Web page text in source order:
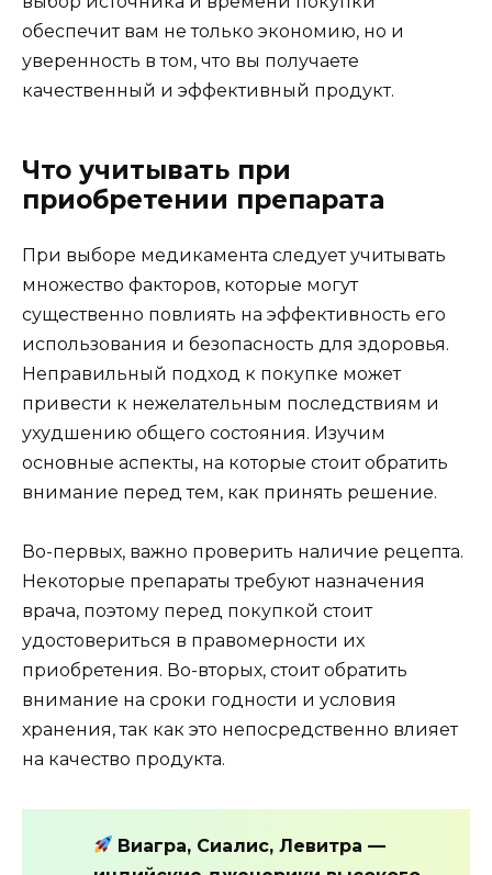
обеспечит вам не только экономию, но и
уверенность в том, что вы получаете
качественный и эффективный продукт.
Что учитывать при
приобретении препарата
При выборе медикамента следует учитывать
множество факторов, которые могут
существенно повлиять на эффективность его
использования и безопасность для здоровья.
Неправильный подход к покупке может
привести к нежелательным последствиям и
ухудшению общего состояния. Изучим
основные аспекты, на которые стоит обратить
внимание перед тем, как принять решение.
Во-первых, важно проверить наличие рецепта.
Некоторые препараты требуют назначения
врача, поэтому перед покупкой стоит
удостовериться в правомерности их
приобретения. Во-вторых, стоит обратить
внимание на сроки годности и условия
хранения, так как это непосредственно влияет
на качество продукта.
Виагра, Сиалис, Левитра —